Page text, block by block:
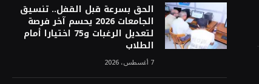
الحق بسرعة قبل القفل.. تنسيق
الجامعات 2026 يحسم آخر فرصة
لتعديل الرغبات و75 اختيارا أمام
الطلاب
7 أغسطس، 2026